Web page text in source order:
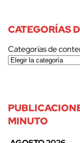
CATEGORÍAS
Categorías de
MINUTO